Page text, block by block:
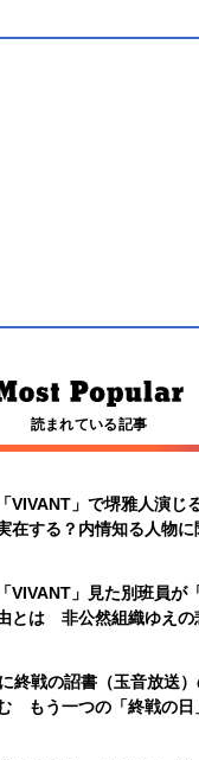
読まれている記事
VIVANT」で堺雅人演じ
在する？内情知る人物に
VIVANT」見た別班員が
とは 非公然組織ゆえの
終戦の詔書（玉音放送
もう一つの「終戦の日